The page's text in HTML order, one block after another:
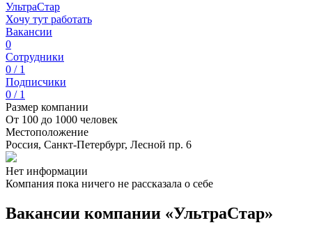
УльтраСтар
Хочу тут работать
Вакансии
0
Сотрудники
0 / 1
Подписчики
0 / 1
Размер компании
От 100 до 1000 человек
Местоположение
Россия, Санкт-Петербург, Лесной пр. 6
Нет информации
Компания пока ничего не рассказала о себе
Вакансии компании «УльтраСтар»